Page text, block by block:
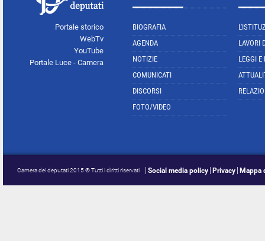
Portale storico
WebTv
YouTube
Portale Luce - Camera
BIOGRAFIA
AGENDA
NOTIZIE
COMUNICATI
DISCORSI
FOTO/VIDEO
LAVORI
LEGGI E
Camera dei deputati 2015 © Tutti i diritti riservati Social media policy Privacy Mappa